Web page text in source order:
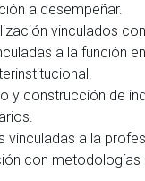
a desempeñar.
vinculados
a la función
y construcción de
vinculadas a la
con metodologías